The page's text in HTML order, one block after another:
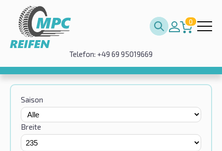
0
Telefon: +49 69 95019669
Saison
Breite